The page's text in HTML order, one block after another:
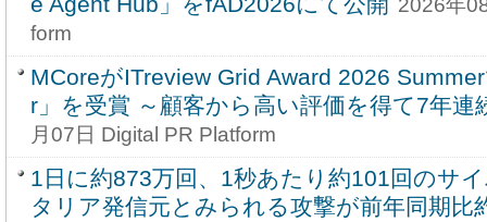
2026年
form
MCoreがITreview Grid Award 2026
r」を受賞 ～顧客から高い評価を得て7年連
月07日 Digital PR Platform
1日に約873万回、1秒あたり約101回のサ
タリア発信元とみられる攻撃が前年同期比